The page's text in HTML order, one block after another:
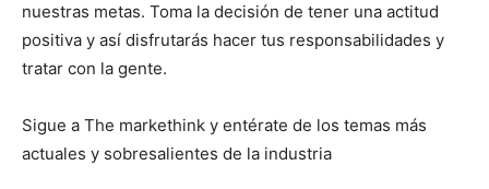
nuestras metas. Toma la decisión de tener una actitud
positiva y así disfrutarás hacer tus responsabilidades y
tratar con la gente.
Sigue a The markethink y entérate de los temas más
actuales y sobresalientes de la industria